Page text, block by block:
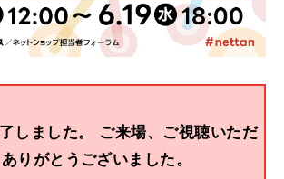
しました。 ご来場、ご視聴いただ
りがとうございました。